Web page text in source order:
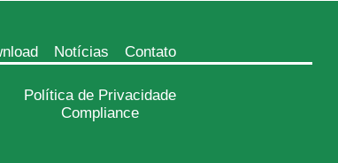
Notícias Contato
Política de Privacidade
Compliance